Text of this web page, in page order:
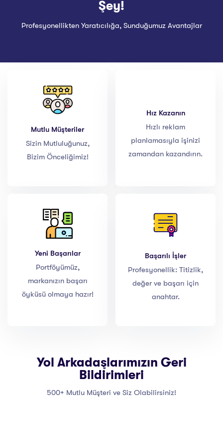
Şey!
Profesyonellikten Yaratıcılığa, Sunduğumuz Avantajlar
Mutlu Müşteriler
Sizin Mutluluğunuz,
Bizim Önceliğimiz!
Hız Kazanın
Hızlı reklam
planlamasıyla işinizi
zamandan kazandırın.
Yeni Başarılar
Portföyümüz,
markanızın başarı
öyküsü olmaya hazır!
Başarılı İşler
Profesyonellik: Titizlik,
değer ve başarı için
anahtar.
Yol Arkadaşlarımızın Geri
Bildirimleri
500+ Mutlu Müşteri ve Siz Olabilirsiniz!